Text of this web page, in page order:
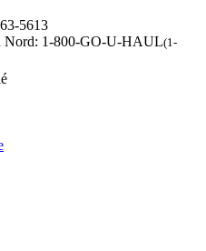
5613
Nord: 1-800-GO-U-HAUL(1-